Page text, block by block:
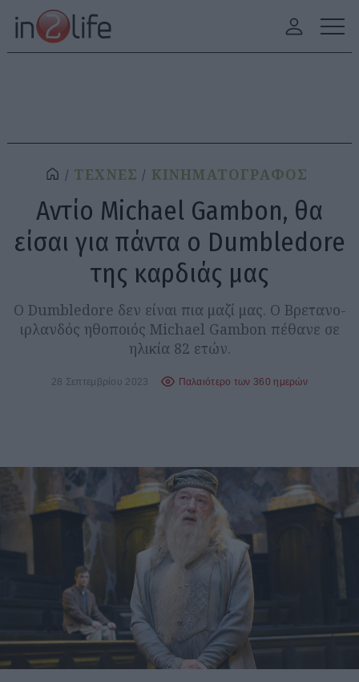
ΤΕΧΝΕΣ ΚΙΝΗΜΑΤΟΓΡΑΦΟΣ
Αντίο Michael Gambon, θα
είσαι για πάντα ο Dumbledore
της καρδιάς μας
O Dumbledore δεν είναι πια μαζί μας. Ο Βρετανο-
ιρλανδός ηθοποιός Michael Gambon πέθανε σε
ηλικία 82 ετών.
28 Σεπτεμβρίου 2023 Παλαιότερο των 360 ημερών